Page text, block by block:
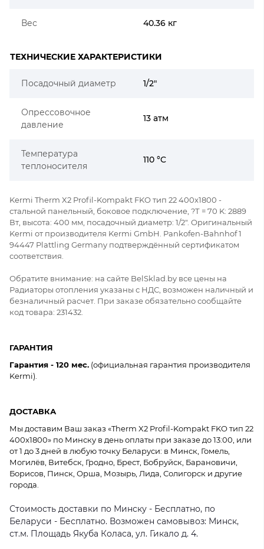
Вес 40.36 кг
ТЕХНИЧЕСКИЕ ХАРАКТЕРИСТИКИ
Посадочный диаметр 1/2"
Опрессовочное
давление
13 атм
Температура
теплоносителя
110 °C
Kermi Therm X2 Profil-Kompakt FKO тип 22 400x1800 -
стальной панельный, боковое подключение, ?Т = 70 K: 2889
Вт, высота: 400 мм, посадочный диаметр: 1/2". Оригинальный
Kermi от производителя Kermi GmbH. Pankofen-Bahnhof 1
94447 Plattling Germany подтверждённый сертификатом
соответствия.
Обратите внимание: на сайте BelSklad.by все цены на
Радиаторы отопления указаны с НДС, возможен наличный и
безналичный расчет. При заказе обязательно сообщайте
код товара: 231432.
ГАРАНТИЯ
Гарантия - 120 мес. (официальная гарантия производителя
Kermi).
ДОСТАВКА
Мы доставим Ваш заказ «Therm X2 Profil-Kompakt FKO тип 22
400x1800» по Минску в день оплаты при заказе до 13:00, или
от 1 до 3 дней в любую точку Беларуси: в Минск, Гомель,
Могилёв, Витебск, Гродно, Брест, Бобруйск, Барановичи,
Борисов, Пинск, Орша, Мозырь, Лида, Солигорск и другие
города.
Стоимость доставки по Минску - Бесплатно, по
Беларуси - Бесплатно. Возможен самовывоз: Минск,
ст.м. Площадь Якуба Коласа, ул. Гикало д. 4.